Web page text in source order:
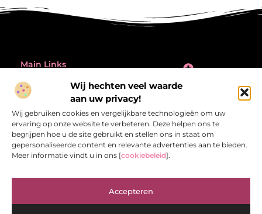
Wij hechten veel waarde
aan uw privacy!
Wij gebruiken cookies en vergelijkbare technologieën om uw
ervaring op onze website te verbeteren. Deze helpen ons te
begrijpen hoe u de site gebruikt en stellen ons in staat om
gepersonaliseerde content en relevante advertenties aan te bieden.
Meer informatie vindt u in ons [cookiebeleid].
Accepteren
Main Links
@2025 All Right Reserved.
www.referentiecontrole.nl
Bericht categorie
Referentiecontrole.nl – Jouw bron van